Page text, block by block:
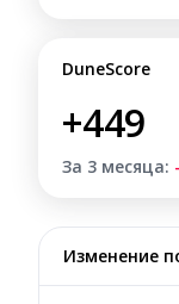
DuneScore
+449
За 3 месяца:
Изменение